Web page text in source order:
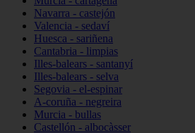
Navarra - castejón
Valencia - sedaví
Huesca - sariñena
Cantabria - limpias
Illes-balears - santanyí
Illes-balears - selva
Segovia - el-espinar
A-coruña - negreira
Murcia - bullas
Castellón - albocàsser